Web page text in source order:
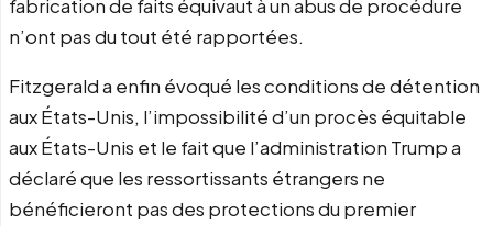
fabrication de faits équivaut à un abus de procédure
n’ont pas du tout été rapportées.
Fitzgerald a enfin évoqué les conditions de détention
aux États-Unis, l’impossibilité d’un procès équitable
aux États-Unis et le fait que l’administration Trump a
déclaré que les ressortissants étrangers ne
bénéficieront pas des protections du premier